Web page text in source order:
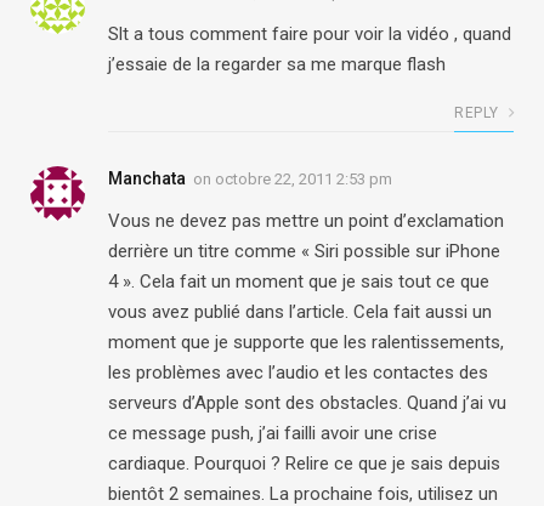
Slt a tous comment faire pour voir la vidéo , quand
j’essaie de la regarder sa me marque flash
REPLY
Manchata on octobre 22, 2011 2:53 pm
Vous ne devez pas mettre un point d’exclamation
derrière un titre comme « Siri possible sur iPhone
4 ». Cela fait un moment que je sais tout ce que
vous avez publié dans l’article. Cela fait aussi un
moment que je supporte que les ralentissements,
les problèmes avec l’audio et les contactes des
serveurs d’Apple sont des obstacles. Quand j’ai vu
ce message push, j’ai failli avoir une crise
cardiaque. Pourquoi ? Relire ce que je sais depuis
bientôt 2 semaines. La prochaine fois, utilisez un